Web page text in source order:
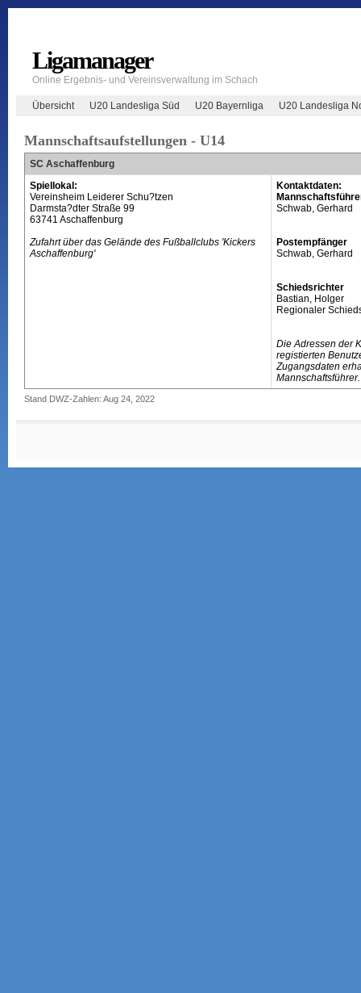
Ligamanager
Online Ergebnis- und Vereinsverwaltung im Schach
Übersicht U20 Landesliga Süd U20 Bayernliga U20 Landesliga
Mannschaftsaufstellungen - U14
SC Aschaffenburg
Spiellokal:
Vereinsheim Leiderer Schu?tzen
Darmsta?dter Straße 99
63741 Aschaffenburg
Zufahrt über das Gelände des Fußballclubs 'Kickers
Aschaffenburg'
Kontaktdaten:
Schwab, Gerhard
Postempfänger
Schwab, Gerhard
Schiedsrichter
Bastian, Holger
Regionaler
Die Adressen der
registierten
Zugangsdaten
Mannschaftsführer.
Stand DWZ-Zahlen: Aug 24, 2022